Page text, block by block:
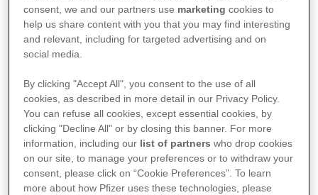
“Linee di indirizzo per l’applicazione della
Medicina di Genere nella ricerca e negli
studi preclinici e clinici”
Le diversità – genetiche, cellulari, biochimiche
e fisiologiche – giocano, infatti, un importante
ruolo nel metabolismo dei farmaci. Se è vero
che la medicina occidentale è stata costruita
consent, we and our partners use marketing cookies to
help us share content with you that you may find interesting
and relevant, including for targeted advertising and on
social media.
By clicking "Accept All", you consent to the use of all
cookies, as described in more detail in our Privacy Policy.
You can refuse all cookies, except essential cookies, by
clicking "Decline All" or by closing this banner. For more
information, including our list of partners who drop cookies
on our site, to manage your preferences or to withdraw your
consent, please click on “Cookie Preferences”. To learn
more about how Pfizer uses these technologies, please